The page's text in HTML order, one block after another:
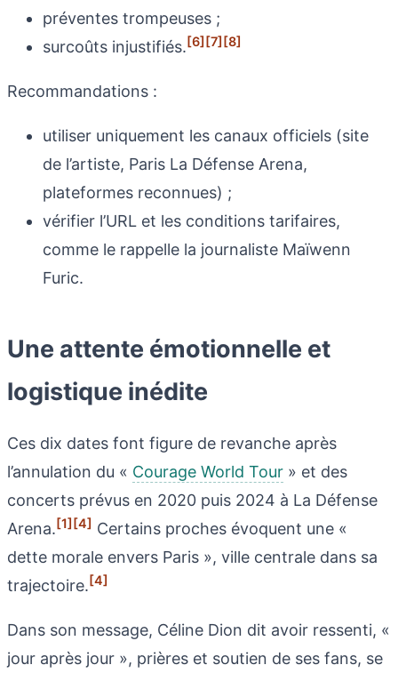
préventes trompeuses ;
surcoûts injustifiés.[6][7][8]
Recommandations :
utiliser uniquement les canaux officiels (site
de l’artiste, Paris La Défense Arena,
plateformes reconnues) ;
vérifier l’URL et les conditions tarifaires,
comme le rappelle la journaliste Maïwenn
Furic.
Une attente émotionnelle et
logistique inédite
Ces dix dates font figure de revanche après
l’annulation du « Courage World Tour » et des
concerts prévus en 2020 puis 2024 à La Défense
Arena.[1][4] Certains proches évoquent une «
dette morale envers Paris », ville centrale dans sa
trajectoire.[4]
Dans son message, Céline Dion dit avoir ressenti, «
jour après jour », prières et soutien de ses fans, se